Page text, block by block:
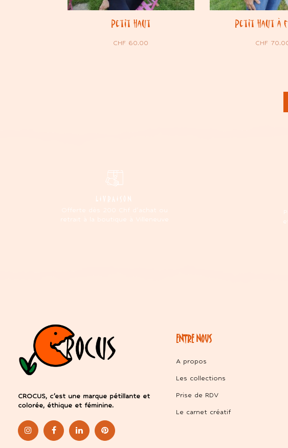
Petit haut
CHF 60.00
Petit haut à
CHF
LIVRAISON
Offerte dès 200 Chf d'achat ou
retrait à la boutique à Villeneuve
CROCUS, c’est une marque pétillante et
colorée, éthique et féminine.
ENTRE NOUS
A propos
Les collections
Prise de RDV
Le carnet créatif